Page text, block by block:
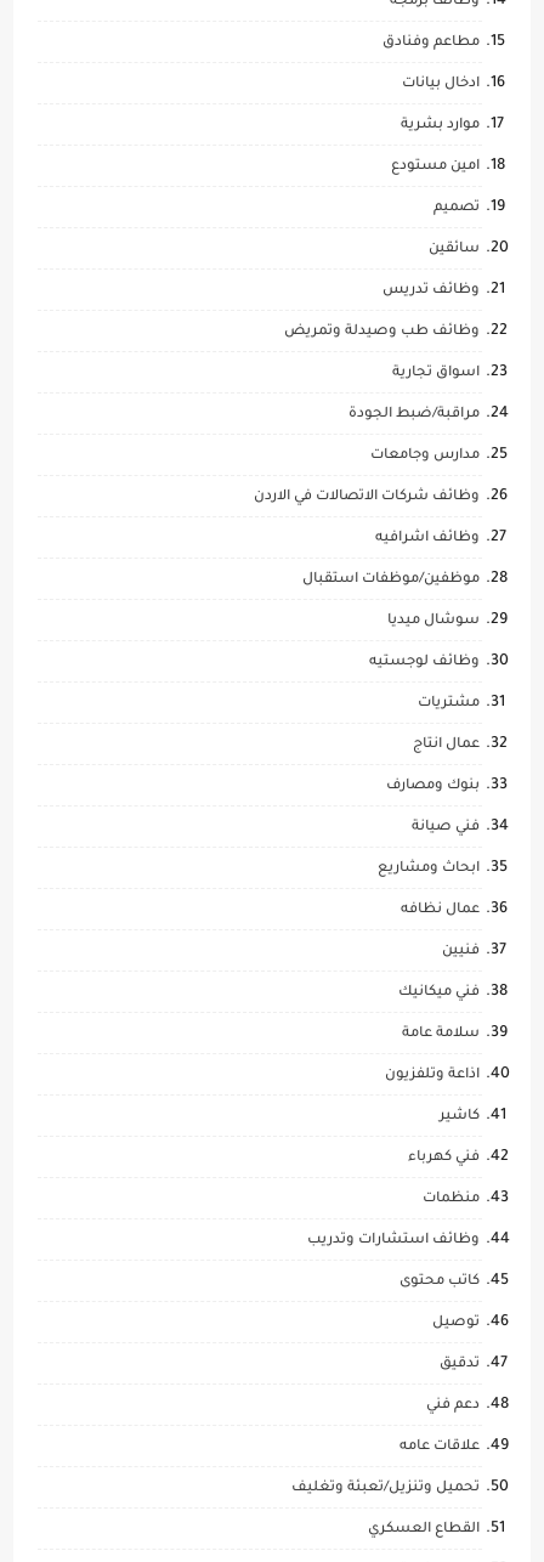
مطاعم وفنادق
ادخال بيانات
موارد بشرية
امين مستودع
تصميم
سائقين
وظائف تدريس
وظائف طب وصيدلة وتمريض
اسواق تجارية
مراقبة/ضبط الجودة
مدارس وجامعات
وظائف شركات الاتصالات في الاردن
وظائف اشرافيه
موظفين/موظفات استقبال
سوشال ميديا
وظائف لوجستيه
مشتريات
عمال انتاج
بنوك ومصارف
فني صيانة
ابحاث ومشاريع
عمال نظافه
فنيين
فني ميكانيك
سلامة عامة
اذاعة وتلفزيون
كاشير
فني كهرباء
منظمات
وظائف استشارات وتدريب
كاتب محتوى
توصيل
تدقيق
دعم فني
علاقات عامه
تحميل وتنزيل/تعبئة وتغليف
القطاع العسكري